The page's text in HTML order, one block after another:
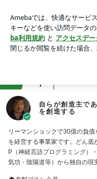
アプリをダウンロードして
ょう。
7
自らが創造主で
を創造する
リーマンショックで30億の負
を経営する事業家です。どん
P（神経言語プログラミング）
気功・陰陽道等）から独自の現